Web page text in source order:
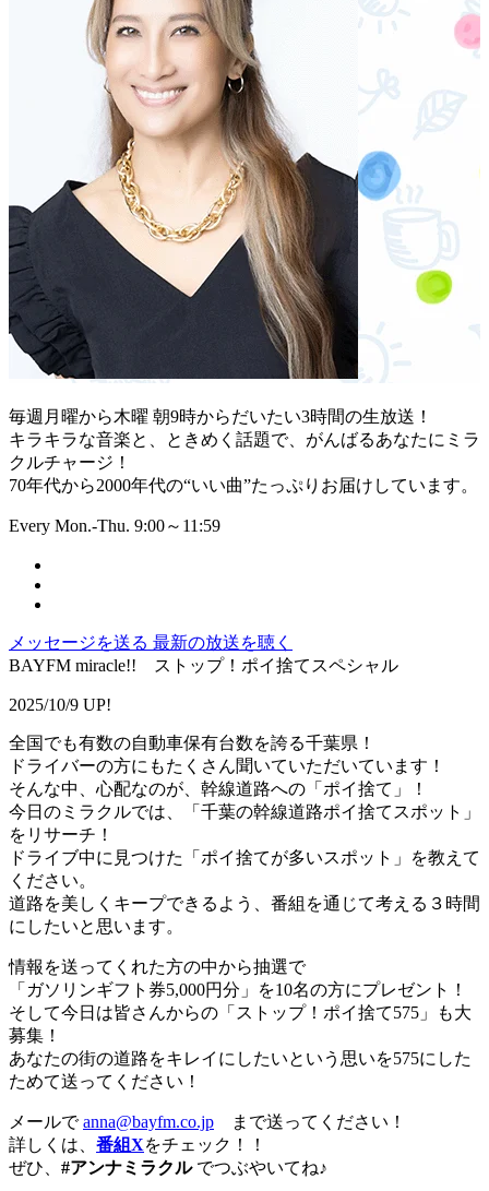
毎週月曜から木曜 朝9時からだいたい3時間の生放送！
キラキラな音楽と、ときめく話題で、がんばるあなたにミラ
クルチャージ！
70年代から2000年代の“いい曲”たっぷりお届けしています。
Every Mon.-Thu. 9:00～11:59
メッセージを送る 最新の放送を聴く
BAYFM miracle!! ストップ！ポイ捨てスペシャル
2025/10/9 UP!
全国でも有数の自動車保有台数を誇る千葉県！
ドライバーの方にもたくさん聞いていただいています！
そんな中、心配なのが、幹線道路への「ポイ捨て」！
今日のミラクルでは、「千葉の幹線道路ポイ捨てスポット」
をリサーチ！
ドライブ中に見つけた「ポイ捨てが多いスポット」を教えて
ください。
道路を美しくキープできるよう、番組を通じて考える３時間
にしたいと思います。
情報を送ってくれた方の中から抽選で
「ガソリンギフト券5,000円分」を10名の方にプレゼント！
そして今日は皆さんからの「ストップ！ポイ捨て575」も大
募集！
あなたの街の道路をキレイにしたいという思いを575にした
ためて送ってください！
メールでanna@bayfm.co.jp まで送ってください！
詳しくは、 番組Xをチェック！！
ぜひ、 #アンナミラクルでつぶやいてね♪